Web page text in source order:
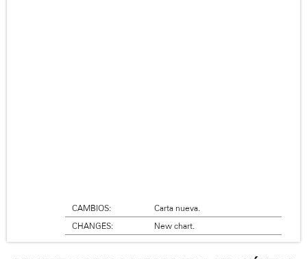
CAMBIOS:
Carta nueva.
CHANGES:
New chart.